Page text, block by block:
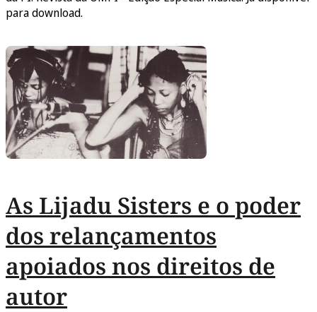
para download.
As Lijadu Sisters e o poder
dos relançamentos
apoiados nos direitos de
autor